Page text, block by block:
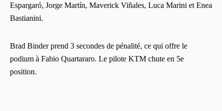
Espargaró, Jorge Martín, Maverick Viñales, Luca Marini et Enea
Bastianini.
Brad Binder prend 3 secondes de pénalité, ce qui offre le
podium à Fabio Quartararo. Le pilote KTM chute en 5e
position.